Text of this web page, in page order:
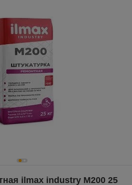
ilmax industry М200 25